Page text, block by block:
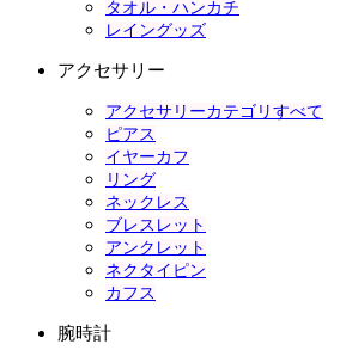
タオル・ハンカチ
レイングッズ
アクセサリー
アクセサリーカテゴリすべて
ピアス
イヤーカフ
リング
ネックレス
ブレスレット
アンクレット
ネクタイピン
カフス
腕時計